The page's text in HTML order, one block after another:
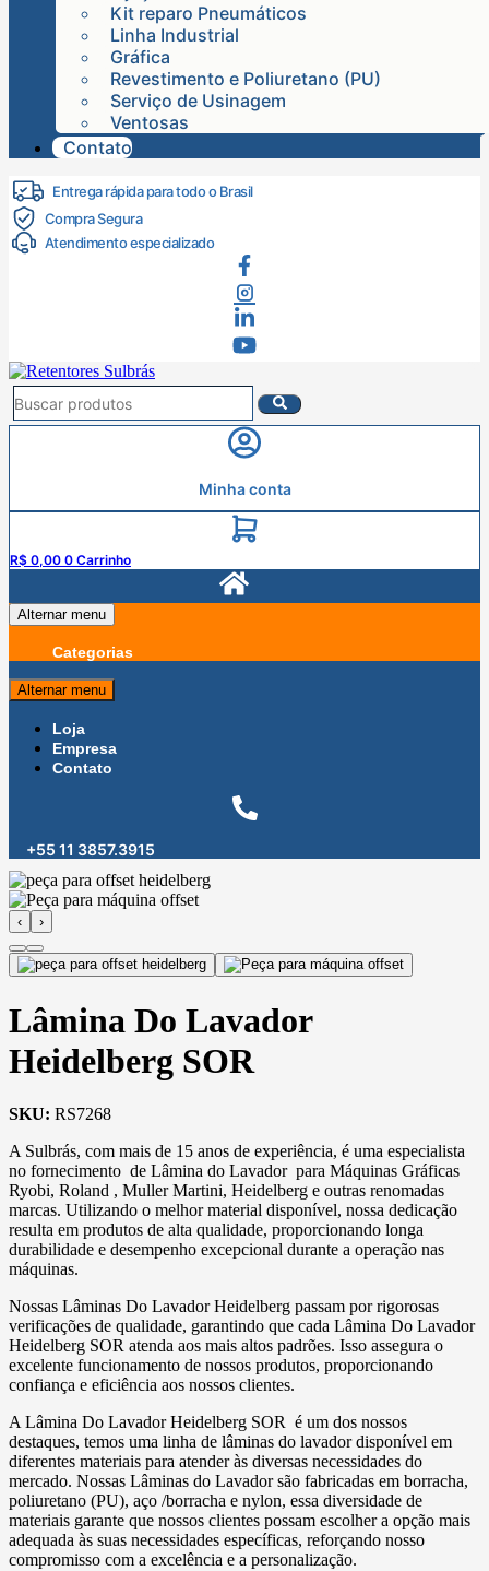
Kit reparo Pneumáticos
Linha Industrial
Gráfica
Revestimento e Poliuretano (PU)
Serviço de Usinagem
Ventosas
Contato
Entrega rápida para todo o Brasil
Compra Segura
Atendimento especializado
Minha conta
R$ 0,00 0 Carrinho
Alternar menu
Categorias
Saneamento
Revestimento
264
Alternar menu
Loja
Empresa
Contato
+55 11 3857.3915
‹ ›
Lâmina Do Lavador
Heidelberg SOR
SKU: RS7268
A Sulbrás, com mais de 15 anos de experiência, é uma especialista
no fornecimento de Lâmina do Lavador para Máquinas Gráficas
Ryobi, Roland , Muller Martini, Heidelberg e outras renomadas
marcas. Utilizando o melhor material disponível, nossa dedicação
resulta em produtos de alta qualidade, proporcionando longa
durabilidade e desempenho excepcional durante a operação nas
máquinas.
Nossas Lâminas Do Lavador Heidelberg passam por rigorosas
verificações de qualidade, garantindo que cada Lâmina Do Lavador
Heidelberg SOR atenda aos mais altos padrões. Isso assegura o
excelente funcionamento de nossos produtos, proporcionando
confiança e eficiência aos nossos clientes.
A Lâmina Do Lavador Heidelberg SOR é um dos nossos
destaques, temos uma linha de lâminas do lavador disponível em
diferentes materiais para atender às diversas necessidades do
mercado. Nossas Lâminas do Lavador são fabricadas em borracha,
poliuretano (PU), aço /borracha e nylon, essa diversidade de
materiais garante que nossos clientes possam escolher a opção mais
adequada às suas necessidades específicas, reforçando nosso
compromisso com a excelência e a personalização.